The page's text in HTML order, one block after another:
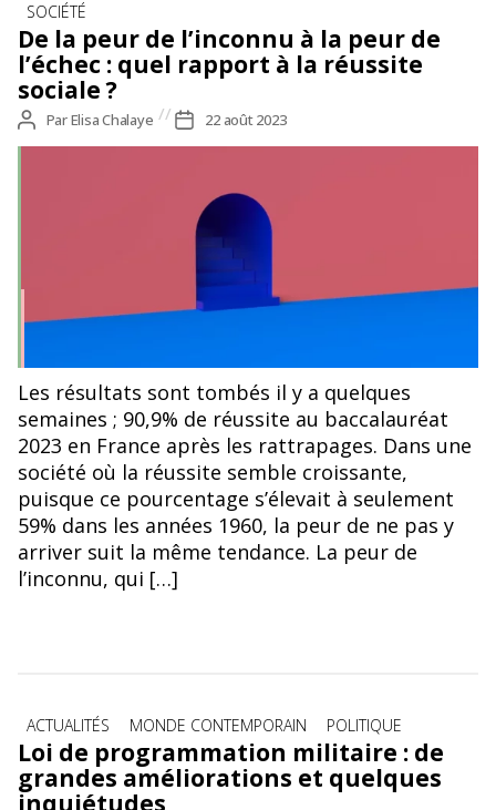
SOCIÉTÉ
De la peur de l’inconnu à la peur de
l’échec : quel rapport à la réussite
sociale ?
Auteur
de
ParElisa Chalaye
Date
de
22 août 2023
Photo de Mo Eid sur Pexels: https://www.pexels.com/fr-
fr/photo/escalier-lumineux-rouge-art-10771000/
Les résultats sont tombés il y a quelques
semaines ; 90,9% de réussite au baccalauréat
2023 en France après les rattrapages. Dans une
société où la réussite semble croissante,
puisque ce pourcentage s’élevait à seulement
59% dans les années 1960, la peur de ne pas y
arriver suit la même tendance. La peur de
l’inconnu, qui […]
Catégories
ACTUALITÉS MONDE CONTEMPORAIN POLITIQUE
Loi de programmation militaire : de
grandes améliorations et quelques
inquiétudes